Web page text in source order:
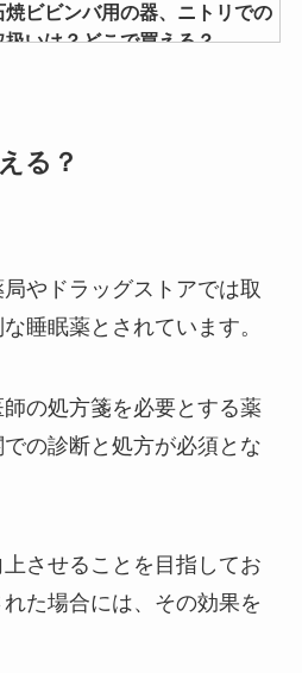
ツキヨやドンキに売ってる？服
につくの？色や使い方について
は嘘？処分の方法など大調査！
ラミスト点鼻薬製造中止の理由
は？長期使用で副作用はある？
ロエのハンドクリームはどこで
焼ビビンバ用の器、ニトリでの
扱いは？どこで買える？
ナソニックのミニクリプトン電
sserafimのグッズはどこで売っ
る？ペンライトは公式ショップ
てるの？
る？
やドラッグストアでは取
睡眠薬とされています。
の処方箋を必要とする薬
の診断と処方が必須とな
させることを目指してお
た場合には、その効果を